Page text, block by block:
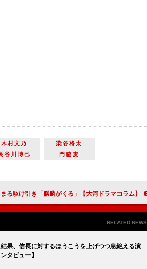
木村文乃
染谷将太
谷川博己
門脇麦
【大河ドラマコラム】「麒麟がくる」第四十一回「月にのぼる者」長谷川＝光秀と佐々木＝秀吉、白熱の芝居が生んだ息詰まる駆け引き
RELATED NEWS
果、信長に対するほうこうを上げつつ息絶える演
タビュー】